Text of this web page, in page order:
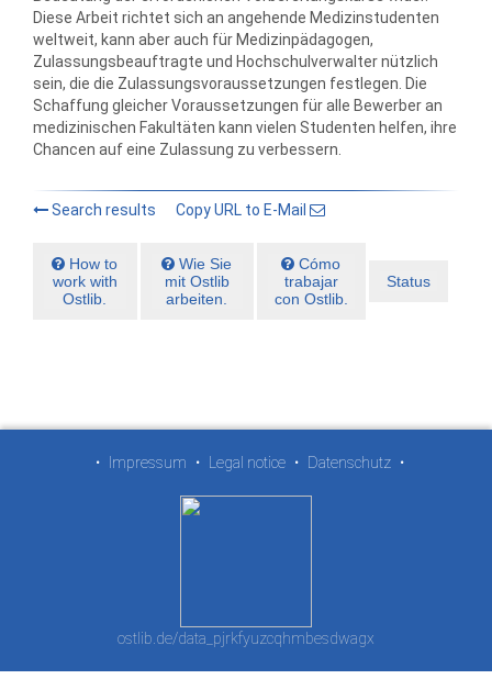
Diese Arbeit richtet sich an angehende Medizinstudenten
weltweit, kann aber auch für Medizinpädagogen,
Zulassungsbeauftragte und Hochschulverwalter nützlich
sein, die die Zulassungsvoraussetzungen festlegen. Die
Schaffung gleicher Voraussetzungen für alle Bewerber an
medizinischen Fakultäten kann vielen Studenten helfen, ihre
Chancen auf eine Zulassung zu verbessern.
Search results Copy URL to E-Mail
How to
work with
Ostlib.
Wie Sie
mit Ostlib
arbeiten.
Cómo
trabajar
con Ostlib.
Status
• Impressum • Legal notice • Datenschutz •
ostlib.de/data_pjrkfyuzcqhmbesdwagx